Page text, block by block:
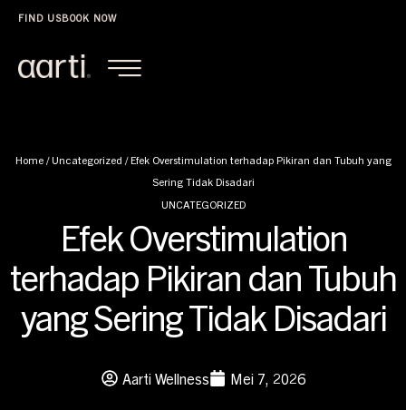
FIND USBOOK NOW
Home/Uncategorized /Efek Overstimulation terhadap Pikiran dan Tubuh yang
Sering Tidak Disadari
UNCATEGORIZED
Efek Overstimulation
terhadap Pikiran dan Tubuh
yang Sering Tidak Disadari
Aarti Wellness Mei 7, 2026